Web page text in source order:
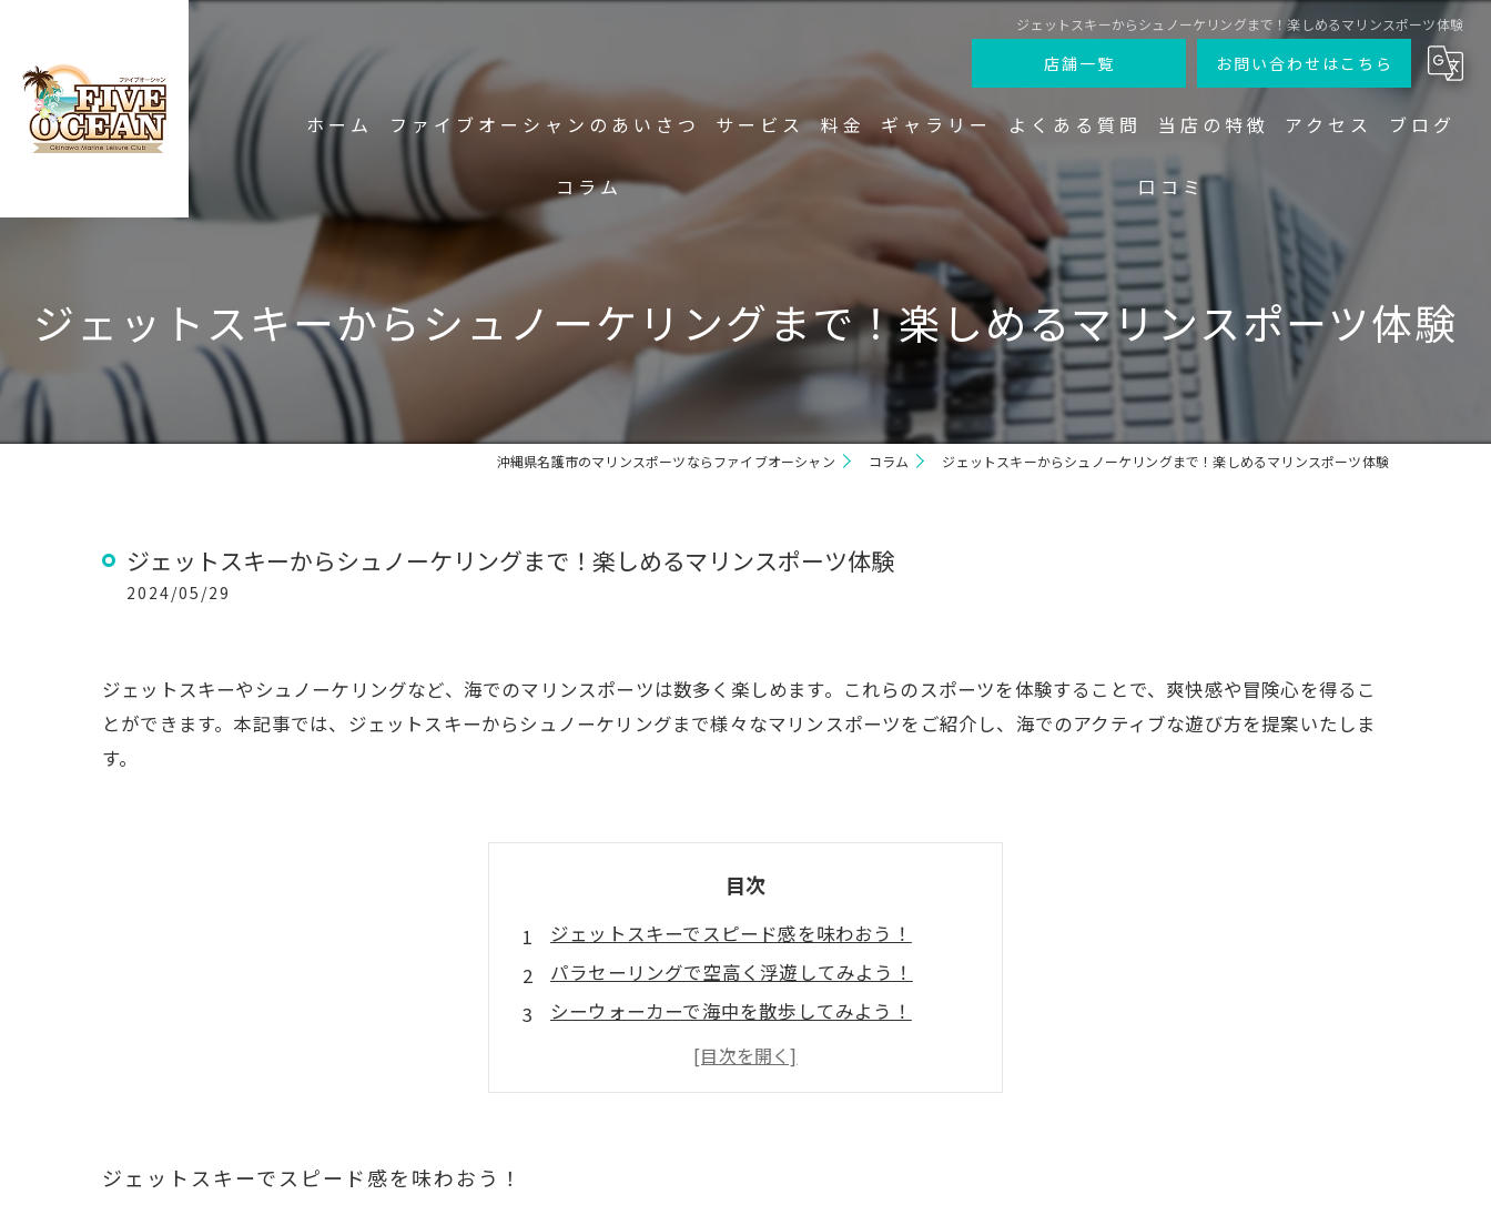
ジェットスキーからシュノーケリングまで！楽しめるマリンスポーツ体験
店舗一覧 お問い合わせはこちら
ホーム ファイブオーシャンのあいさつ サービス 料金 ギャラリー よくある質問 当店の特徴
ジェットスキー
クルーザー
バナナボート
サップ
シュノーケリング
アクセス
ファイブオーシャン
ファイブオーシャン 宮古島店
ブログ
コラム 口コミ
ジェットスキーからシュノーケリングまで！楽しめるマリンスポーツ体験
沖縄県名護市のマリンスポーツならファイブオーシャン コラム ジェットスキーからシュノーケリングまで！楽しめるマリンスポーツ体験
ジェットスキーからシュノーケリングまで！楽しめるマリンスポーツ体験
2024/05/29
ジェットスキーやシュノーケリングなど、海でのマリンスポーツは数多く楽しめます。これらのスポーツを体験することで、爽快感や冒険心を得るこ
とができます。本記事では、ジェットスキーからシュノーケリングまで様々なマリンスポーツをご紹介し、海でのアクティブな遊び方を提案いたしま
す。
目次
ジェットスキーでスピード感を味わおう！
パラセーリングで空高く浮遊してみよう！
シーウォーカーで海中を散歩してみよう！
バナナボートで大自然を満喫しよう！
シュノーケリングで美しい海底を観察しよう！
ジェットスキーでスピード感を味わおう！